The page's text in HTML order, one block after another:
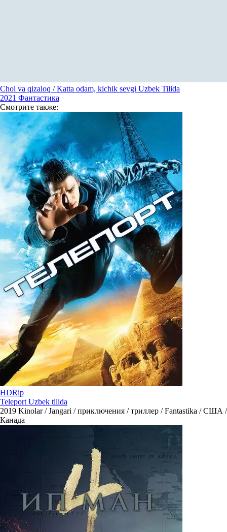
Chol va qizaloq / Katta odam, kichik sevgi Uzbek Tilida
2021 Фантастика
Смотрите также:
HDRip
Teleport Uzbek tilida
2019 Kinolar / Jangari / приключения / триллер / Fantastika / США /
Канада